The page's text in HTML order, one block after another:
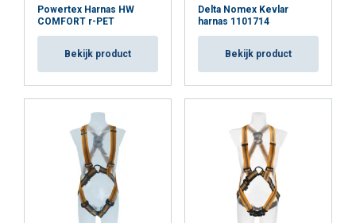
Powertex Harnas HW
COMFORT r-PET
Bekijk product
Delta Nomex Kevlar
harnas 1101714
Bekijk product